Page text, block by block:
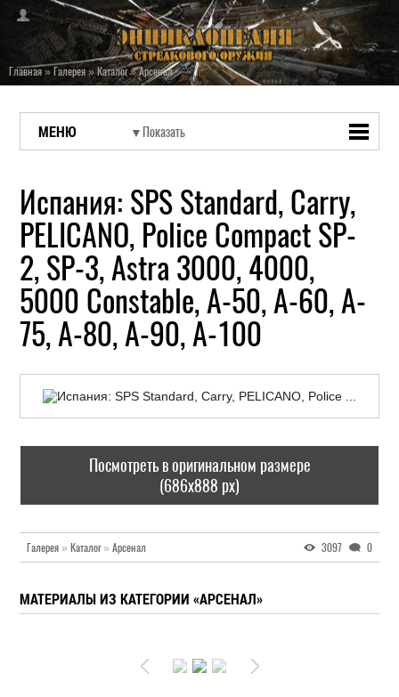
Главная»Галерея»Каталог»Арсенал
МЕНЮ
Испания: SPS Standard, Carry,
PELICANO, Police Compact SP-
2, SP-3, Astra 3000, 4000,
5000 Constable, A-50, A-60, A-
75, A-80, A-90, A-100
Посмотреть в оригинальном размере
(686x888 px)
Галерея » Каталог» Арсенал 3097 0
МАТЕРИАЛЫ ИЗ КАТЕГОРИИ «АРСЕНАЛ»